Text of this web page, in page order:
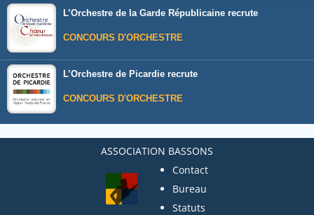
L’Orchestre de la Garde Républicaine recrute
CONCOURS D'ORCHESTRE
L’Orchestre de Picardie recrute
CONCOURS D'ORCHESTRE
ASSOCIATION BASSONS
Contact
Bureau
Statuts